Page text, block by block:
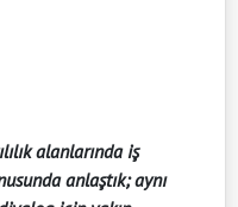
alanlarında iş
anlaştık; aynı